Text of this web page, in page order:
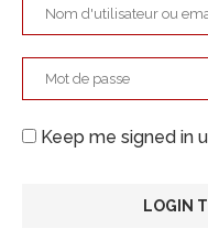
Keep me signed in